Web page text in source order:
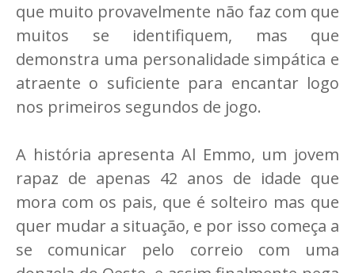
que muito provavelmente não faz com que
muitos se identifiquem, mas que
demonstra uma personalidade simpática e
atraente o suficiente para encantar logo
nos primeiros segundos de jogo.
A história apresenta Al Emmo, um jovem
rapaz de apenas 42 anos de idade que
mora com os pais, que é solteiro mas que
quer mudar a situação, e por isso começa a
se comunicar pelo correio com uma